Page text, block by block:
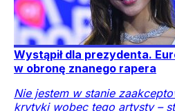
Wystąpił dla prezydenta.
w obronę znanego rapera
Nie jestem w stanie
krytyki wobec tego artysty –